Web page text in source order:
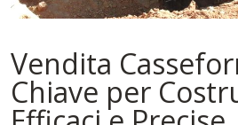
Vendita
Chiave per